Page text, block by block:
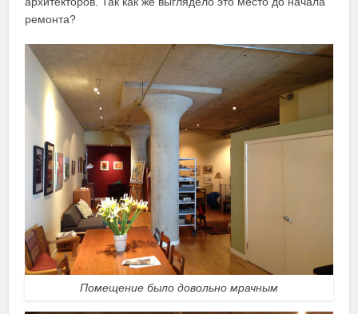
ремонта?
Помещение было довольно мрачным